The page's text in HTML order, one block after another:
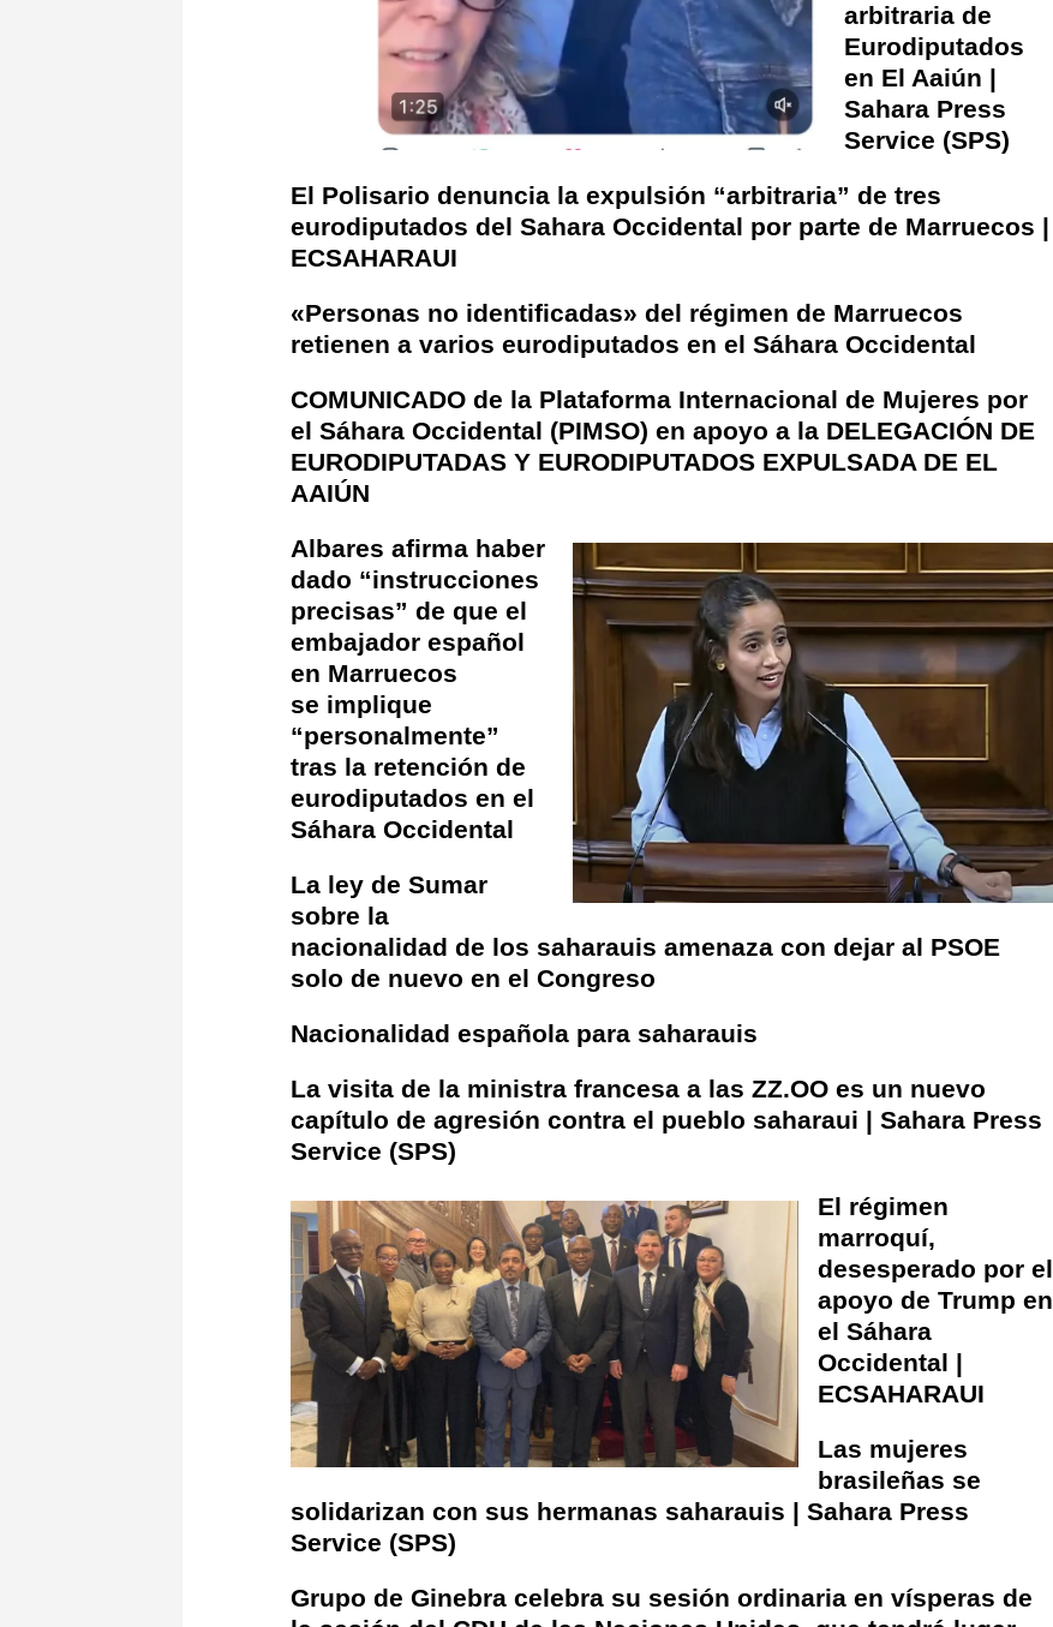
arbitraria de
Eurodiputados
en El Aaiún |
Sahara Press
Service (SPS)
El Polisario denuncia la expulsión “arbitraria” de tres
eurodiputados del Sahara Occidental por parte de Marruecos |
ECSAHARAUI
«Personas no identificadas» del régimen de Marruecos
retienen a varios eurodiputados en el Sáhara Occidental
COMUNICADO de la Plataforma Internacional de Mujeres por
el Sáhara Occidental (PIMSO) en apoyo a la DELEGACIÓN DE
EURODIPUTADAS Y EURODIPUTADOS EXPULSADA DE EL
AAIÚN
Albares afirma haber
dado “instrucciones
precisas” de que el
embajador español
en Marruecos
se implique
“personalmente”
tras la retención de
eurodiputados en el
Sáhara Occidental
La ley de Sumar
sobre la
nacionalidad de los saharauis amenaza con dejar al PSOE
solo de nuevo en el Congreso
Nacionalidad española para saharauis
La visita de la ministra francesa a las ZZ.OO es un nuevo
capítulo de agresión contra el pueblo saharaui | Sahara Press
Service (SPS)
El régimen
marroquí,
desesperado por el
apoyo de Trump en
el Sáhara
Occidental |
ECSAHARAUI
Las mujeres
brasileñas se
solidarizan con sus hermanas saharauis | Sahara Press
Service (SPS)
Grupo de Ginebra celebra su sesión ordinaria en vísperas de